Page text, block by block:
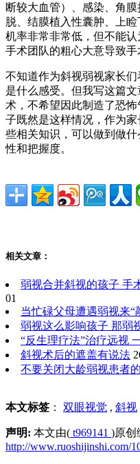
断较大血管）、感染、角
脱、结膜植入性囊肿、上
机率非常非常低，但不能
手术团队的粗心大意导致手
不知道作为斜视弱视家长
是什么感受。但我写这篇
术，不希望因此制造了恐
子既然是这样情况，作为
些相关知识，可以做到做
性和把握度。
相关文章：
弱视合并斜视的孩子 手
01
当忙碌父母遭遇弱视来“
弱视这么影响孩子 那弱
“反生理疗法”治疗远视
斜视术后的遮盖有说法
不要关闭大龄弱视患者
本文标签 ： 双眼视觉 , 斜视
声明: 本文由( t969141 )原创
http://www.ruoshijinshi.com/